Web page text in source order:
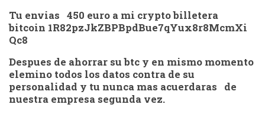
Tu envias 450 euro a mi crypto billetera
bitcoin 1R82pzJkZBPBpdBue7qYux8r8McmXi
Qc8
Despues de ahorrar su btc y en mismo momento
elemino todos los datos contra de su
personalidad y tu nunca mas acuerdaras de
nuestra empresa segunda vez.